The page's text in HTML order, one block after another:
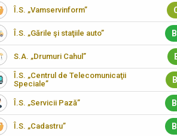
Î.S. „Vamservinform”
Î.S. „Gările şi staţiile auto”
S.A. „Drumuri Cahul”
Î.S. „Centrul de Telecomunicaţii
Speciale”
Î.S. „Servicii Pază”
Î.S. „Cadastru”